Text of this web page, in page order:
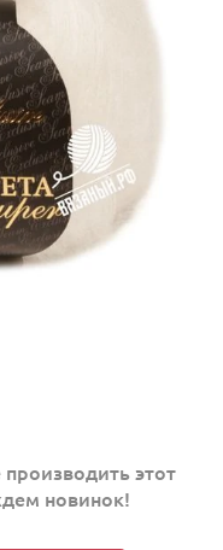
этот
новинок!